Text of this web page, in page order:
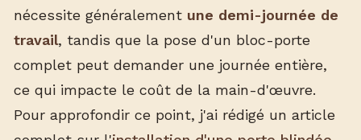
nécessite généralement une demi-journée de
travail, tandis que la pose d'un bloc-porte
complet peut demander une journée entière,
ce qui impacte le coût de la main-d'œuvre.
Pour approfondir ce point, j'ai rédigé un article